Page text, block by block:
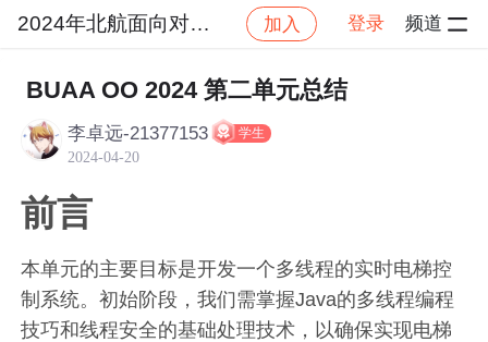
2024年北航面向对象设计与构造 加入 登录 频道
社区 2024年北航面向对象设计与构造
BUAA OO 2024 第二单元总结
李卓远-21377153 学生
2024-04-20
前言
本单元的主要目标是开发一个多线程的实时电梯控
制系统。初始阶段，我们需掌握Java的多线程编程
技巧和线程安全的基础处理技术，以确保实现电梯